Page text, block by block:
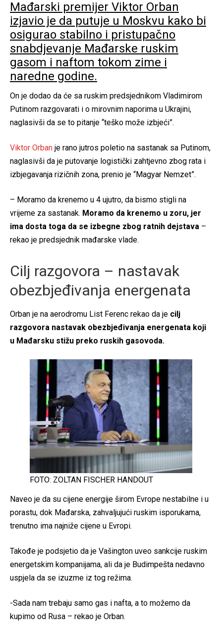
Mađarski premijer Viktor Orban
izjavio je da putuje u Moskvu kako bi
osigurao stabilno i pristupačno
snabdjevanje Mađarske ruskim
gasom i naftom tokom zime i
naredne godine.
On je dodao da će sa ruskim predsjednikom Vladimirom
Putinom razgovarati i o mirovnim naporima u Ukrajini,
naglasivši da se to pitanje “teško može izbjeći”.
Viktor Orban je rano jutros poletio na sastanak sa Putinom,
naglasivši da je putovanje logistički zahtjevno zbog rata i
izbjegavanja rizičnih zona, prenio je “Magyar Nemzet”.
– Moramo da krenemo u 4 ujutro, da bismo stigli na
vrijeme za sastanak. Moramo da krenemo u zoru, jer
ima dosta toga da se izbegne zbog ratnih dejstava –
rekao je predsjednik mađarske vlade.
Cilj razgovora – nastavak
obezbjeđivanja energenata
Orban je na aerodromu List Ferenc rekao da je cilj
razgovora nastavak obezbjeđivanja energenata koji
u Mađarsku stižu preko ruskih gasovoda.
FOTO: ZOLTAN FISCHER HANDOUT
Naveo je da su cijene energije širom Evrope nestabilne i u
porastu, dok Mađarska, zahvaljujući ruskim isporukama,
trenutno ima najniže cijene u Evropi.
Takođe je podsjetio da je Vašington uveo sankcije ruskim
energetskim kompanijama, ali da je Budimpešta nedavno
uspjela da se izuzme iz tog režima.
-Sada nam trebaju samo gas i nafta, a to možemo da
kupimo od Rusa – rekao je Orban.